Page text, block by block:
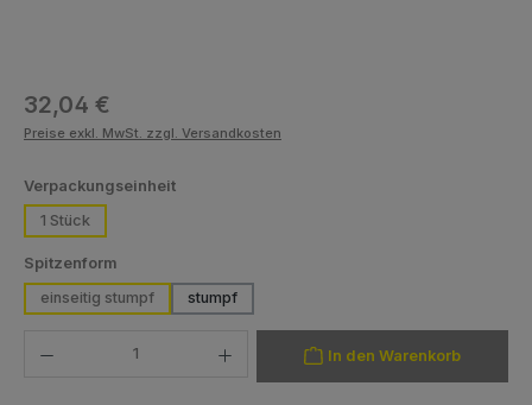
Regulärer Preis:
32,04 €
Preise exkl. MwSt. zzgl. Versandkosten
Verpackungseinheitauswählen
1 Stück
Spitzenform
einseitig stumpf
stumpf
In den Warenkorb